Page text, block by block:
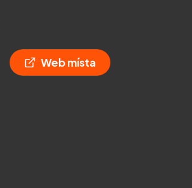
Web místa